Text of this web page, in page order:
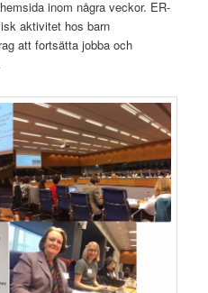
inom några veckor. ER-
aktivitet hos barn
att fortsätta jobba och